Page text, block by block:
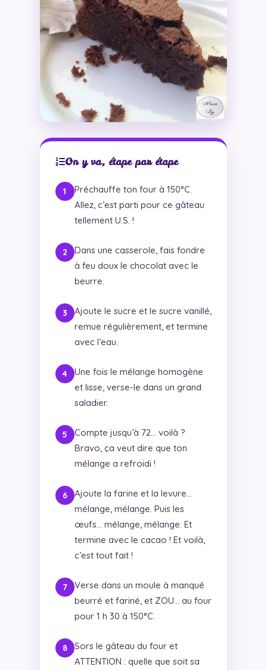
On y va, étape par étape
Préchauffe ton four à 150°C.
Allez, c’est parti pour ce gâteau
tellement U.S. !
Dans une casserole, fais fondre
à feu doux le chocolat avec le
beurre.
Ajoute le sucre et le sucre vanillé,
remue régulièrement, et termine
avec l’eau.
Une fois le mélange homogène
et lisse, verse-le dans un grand
saladier.
Compte jusqu’à 72… voilà ?
Bravo, ça veut dire que ton
mélange a refroidi !
Ajoute la farine et la levure…
mélange, mélange. Puis les
œufs… mélange, mélange. Et
termine avec le cacao ! Et voilà,
c’est tout fait !
Verse dans un moule à manqué
beurré et fariné, et ZOU… au four
pour 1 h 30 à 150°C.
Sors le gâteau du four et
ATTENTION : quelle que soit sa